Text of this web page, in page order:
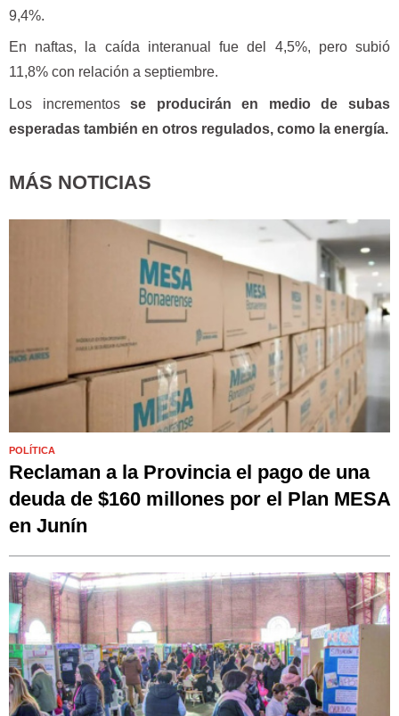
9,4%.
En naftas, la caída interanual fue del 4,5%, pero subió
11,8% con relación a septiembre.
Los incrementosse producirán en medio de subas
esperadas también en otros regulados, como la energía.
MÁS NOTICIAS
POLÍTICA
Reclaman a la Provincia el pago de una
deuda de $160 millones por el Plan MESA
en Junín